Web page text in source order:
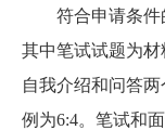
符合申请条件
其中笔试试题为
自我介绍和问答
例为6:4。笔试和